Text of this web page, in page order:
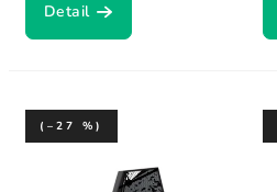
Detail
(–27 %)